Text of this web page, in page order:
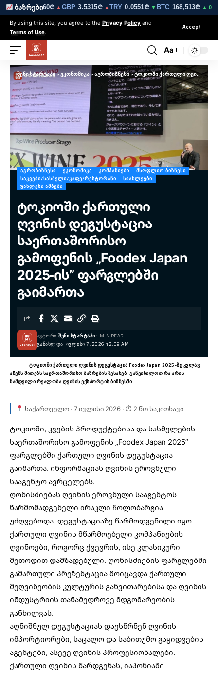
ბაზრები
▼EUR3.0260₾▲GBP3.5315₾▲ TRY0.0551₾▼BTC168,513₾▲ 0.1%
By using this site, you agree to the Privacy Policy and
Terms of Use.
Accept
Aa
შენი სტარტაპი>ეკონომიკა>აგრობიზნესი>ტოკიოში ქართული ღვინის დეგუსტაცია საერთაშორისო გამოფენის „Foodex Japan 2025-ის” ფარგლებში გაიმართა
ᲐᲒᲠᲝᲑᲘᲖᲜᲔᲡᲘ ᲔᲙᲝᲜᲝᲛᲘᲙᲐ ᲙᲝᲛᲞᲐᲜᲘᲔᲑᲘ
ᲛᲡᲝᲤᲚᲘᲝ ᲑᲘᲖᲜᲔᲡᲘ
ᲡᲐᲙᲕᲔᲑᲘ/ᲡᲐᲡᲛᲔᲚᲘ/ᲙᲐᲤᲔ/ᲠᲔᲡᲢᲝᲠᲐᲜᲘ
ᲡᲘᲐᲮᲚᲔᲔᲑᲘ
ᲣᲐᲮᲚᲔᲡᲘ ᲐᲛᲑᲔᲑᲘ
ტოკიოში ქართული
ღვინის დეგუსტაცია
საერთაშორისო
გამოფენის „Foodex Japan
2025-ის” ფარგლებში
გაიმართა
ᲒᲐᲜᲐᲮᲚᲓᲐ: ᲘᲕᲚᲘᲡᲘ 7, 2026 12:09 AM
ᲐᲕᲢᲝᲠᲘ:ᲨᲔᲜᲘ ᲡᲢᲐᲠᲢᲐᲞᲘ1 MIN READ
ტოკიოში ქართული ღვინის დეგუსტაცია Foodex Japan 2025-ზე კვლავ
აჩენს მითებს საერთაშორისო ბაზრების შესახებ. განვიხილოთ რა არის
ნამდვილი რეალობა ღვინის ექსპორტის ბიზნესში.
საქართველო · 7 ივლისი 2026 · ⏱ 2 წთ საკითხავი
ტოკიოში, კვების პროდუქტებისა და სასმელების
საერთაშორისო გამოფენის „Foodex Japan 2025”
ფარგლებში ქართული ღვინის დეგუსტაცია
გაიმართა. ინფორმაციას ღვინის ეროვნული
სააგენტო ავრცელებს.
ღონისძიებას ღვინის ეროვნული სააგენტოს
წარმომადგენელი ირაკლი ჩოლობარგია
უძღვებოდა. დეგუსტაციაზე წარმოდგენილი იყო
ქართული ღვინის მწარმოებელი კომპანიების
ღვინოები, როგორც ქვევრის, ისე კლასიკური
მეთოდით დამზადებული. ღონისძიების ფარგლებში
გამართული პრეზენტაცია მოიცავდა ქართული
მეღვინეობის კულტურის განვითარებისა და ღვინის
ინდუსტრიის თანამედროვე მდგომარეობის
განხილვას.
აღნიშნულ დეგუსტაციას დაესწრნენ ღვინის
იმპორტიორები, საცალო და საბითუმო გაყიდვების
აგენტები, ასევე ღვინის პროფესიონალები.
ქართული ღვინის წარდგენას, იაპონიაში